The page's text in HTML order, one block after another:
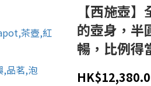
【西施壺
的壺身，半
暢，比例得